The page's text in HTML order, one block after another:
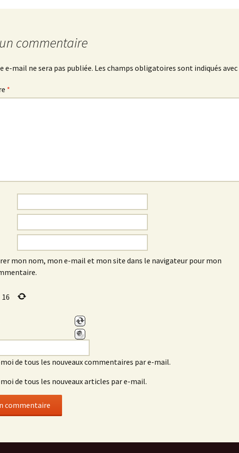
commentaire
e-mail ne sera pas publiée. Les champs obligatoires sont indiqués avec
*
mon nom, mon e-mail et mon site dans le navigateur pour mon
16
de tous les nouveaux commentaires par e-mail.
de tous les nouveaux articles par e-mail.